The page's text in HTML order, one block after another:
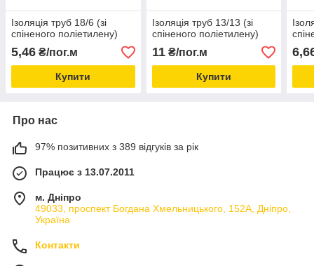
Ізоляція труб 18/6 (зі
спіненого поліетилену)
5,46 ₴/пог.м
Купити
Ізоляція труб 13/13 (зі
спіненого поліетилену)
11₴/пог.м
Купити
Про нас
97% позитивних з 389 відгуків за рік
Працює з 13.07.2011
м. Дніпро
49033, проспект Богдана Хмельницького, 152А, Дніпро,
Україна
Контакти